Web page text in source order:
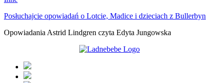
Posłuchajcie opowiadań o Lotcie, Madice i dzieciach z Bullerbyn
Opowiadania Astrid Lindgren czyta Edyta Jungowska